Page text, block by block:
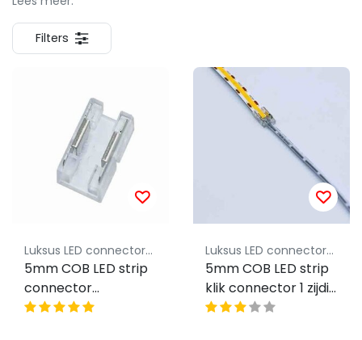
Filters
Luksus LED connectoren
5mm COB LED strip
connector
koppelstuk klik
Luksus LED connectoren
5mm COB LED strip
klik connector 1 zijdig
draad - soldeervrij -